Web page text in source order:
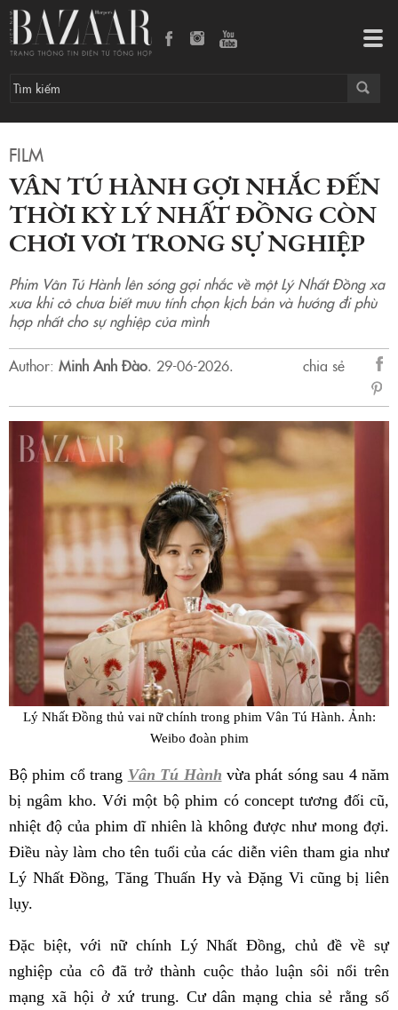
FILM
VÂN TÚ HÀNH GỢI NHẮC ĐẾN
THỜI KỲ LÝ NHẤT ĐỒNG CÒN
CHƠI VƠI TRONG SỰ NGHIỆP
Phim Vân Tú Hành lên sóng gợi nhắc về một Lý Nhất Đồng xa
xưa khi cô chưa biết mưu tính chọn kịch bản và hướng đi phù
hợp nhất cho sự nghiệp của mình
Author: Minh Anh Đào. 29-06-2026.
chia sẻ
sẻ
Lý Nhất Đồng thủ vai nữ chính trong phim Vân Tú Hành. Ảnh:
Weibo đoàn phim
Bộ phim cổ trang Vân Tú Hành vừa phát sóng sau 4 năm
bị ngâm kho. Với một bộ phim có concept tương đối cũ,
nhiệt độ của phim dĩ nhiên là không được như mong đợi.
Điều này làm cho tên tuổi của các diễn viên tham gia như
Lý Nhất Đồng, Tăng Thuấn Hy và Đặng Vi cũng bị liên
lụy.
Đặc biệt, với nữ chính Lý Nhất Đồng, chủ đề về sự
nghiệp của cô đã trở thành cuộc thảo luận sôi nổi trên
mạng xã hội ở xứ trung. Cư dân mạng chia sẻ rằng số